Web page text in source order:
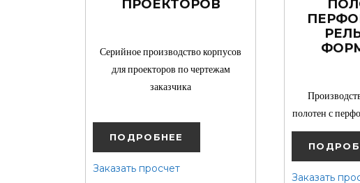
ПРОЕКТОРОВ
Серийное производство корпусов
для проекторов по чертежам
заказчика
ПОДРОБНЕЕ
Заказать просчет
полотен с
Заказать